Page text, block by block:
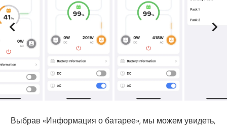
Выбрав «Информация о батарее», мы можем увидеть,